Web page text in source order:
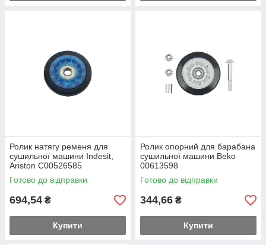
Ролик натягу ременя для
сушильної машини Indesit,
Ariston C00526585
Готово до відправки
694,54 ₴
Купити
Ролик опорний для барабана
сушильної машини Beko
00613598
Готово до відправки
344,66 ₴
Купити